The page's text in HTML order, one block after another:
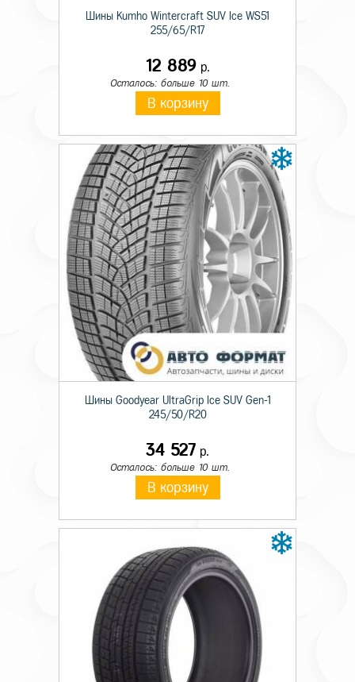
Шины Kumho Wintercraft SUV Ice WS51
255/65/R17
12 889р.
Осталось: больше 10 шт.
В корзину
Шины Goodyear UltraGrip Ice SUV Gen-1
245/50/R20
34 527 р.
Осталось: больше 10 шт.
В корзину